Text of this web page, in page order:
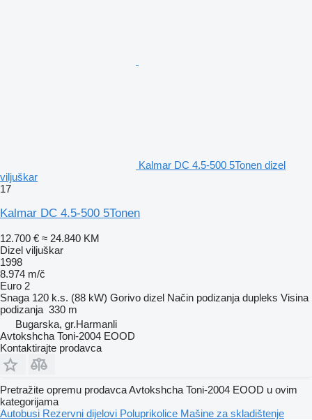
Kalmar DC 4.5-500 5Tonen dizel
viljuškar
17
Kalmar DC 4.5-500 5Tonen
12.700 € ≈ 24.840 KM
Dizel viljuškar
1998
8.974 m/č
Euro 2
Snaga 120 k.s. (88 kW) Gorivo dizel Način podizanja dupleks Visina
podizanja 330 m
Bugarska, gr.Harmanli
Avtokshcha Toni-2004 EOOD
Kontaktirajte prodavca
Pretražite opremu prodavca Avtokshcha Toni-2004 EOOD u ovim
kategorijama
Autobusi Rezervni dijelovi Poluprikolice Mašine za skladištenje